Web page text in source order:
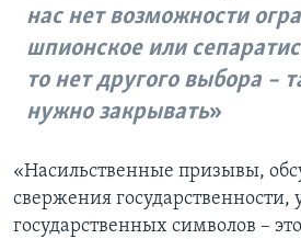
нас нет возможности
шпионское или
то нет другого выбора –
нужно закрывать
«Насильственные призывы,
свержения
государственных символов –